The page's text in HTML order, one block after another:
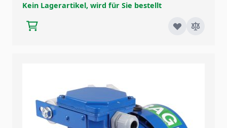
Kein Lagerartikel, wird für Sie bestellt